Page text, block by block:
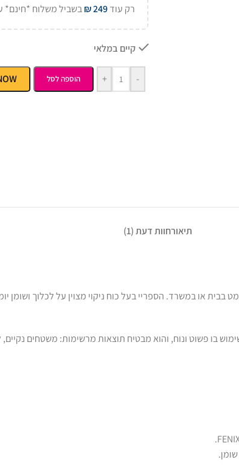
רק עוד ₪249 בשביל משלוח *חינם*
קיים במלאי
-
+ הוספה לסל
תיאורחוות דעת (1)
בבית או במשרד. הספריי בעל כוח ניקוי מצוין על לכלוך ושומן
בו פשוט ונוח, והוא מבטיח תוצאות מרשימות: משטחים